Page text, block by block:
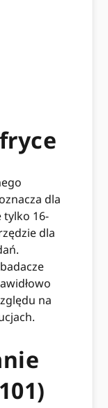
dla
tylko 16-
dla
na